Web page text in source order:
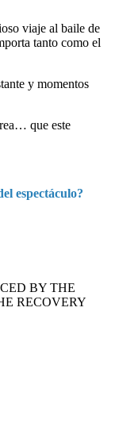
viaje al baile de
tanto como el
y momentos
que este
espectáculo?
BY THE
RECOVERY